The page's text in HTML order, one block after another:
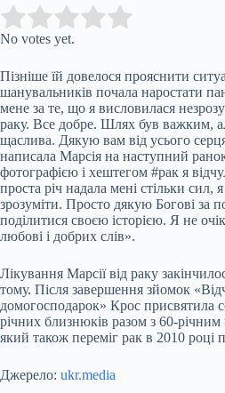
Rate this item:
No votes yet.
Пізніше їй довелося прояснити
шанувальників почала наростати
мене за те, що я висловилася
раку. Все добре. Шлях був важким,
щаслива. Дякую вам від усього
написала Марсія на наступний
фотографією і хештегом #рак я
проста річ надала мені стільки сил,
зрозуміти. Просто дякую Богові за
поділитися своєю історією. Я не
любові і добрих слів».
Лікування Марсії від раку
тому. Після завершення зйомок
домогосподарок» Крос присвятила
річних близнюків разом з 60-
який також переміг рак в 2010 році
Джерело: ukr.media